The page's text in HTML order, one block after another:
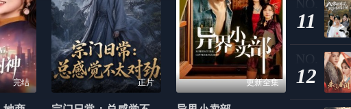
完结 正片 更新全集
11
12